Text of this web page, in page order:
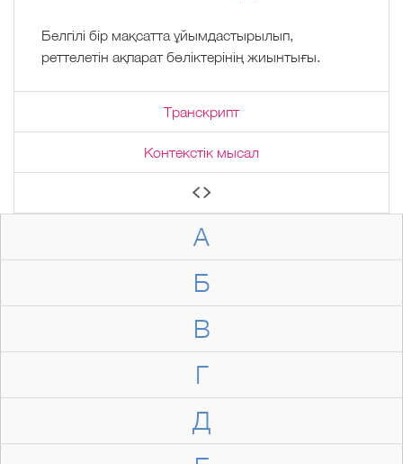
А
Б
В
Г
Д
Белгілі бір мақсатта ұйымдастырылып,
реттелетін ақпарат бөліктерінің жиынтығы.
Транскрипт
Контекстік мысал